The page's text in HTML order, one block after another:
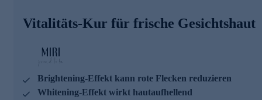
entgegenwirken. Durch Inhibierung der Melanin-
lassen. Ebenso verbessert es das Erscheinungsbild von
chronisch lichtgeschädigter Haut, erhöht die
Hautreliefdichte und reduziert Falten.
DerFeuchtigkeits-Komplex mit X-Linked
Hyaluronsäureund niedermolekularer Hyaluronsäure
Vitalitäts-Kur für frische Gesichtshaut
Brightening-Effekt kann rote Flecken reduzieren
Whitening-Effekt wirkt hautaufhellend